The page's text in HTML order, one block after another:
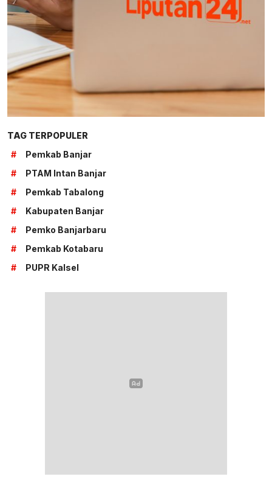
TAG TERPOPULER
#
Pemkab Banjar
#
PTAM Intan Banjar
#
Pemkab Tabalong
#
Kabupaten Banjar
#
Pemko Banjarbaru
#
Pemkab Kotabaru
#
PUPR Kalsel